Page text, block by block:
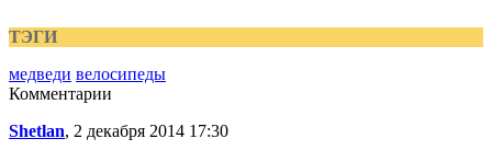
ТЭГИ
медведи велосипеды
Комментарии
Shetlan, 2 декабря 2014 17:30